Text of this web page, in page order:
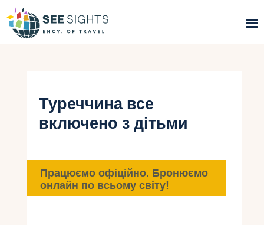
Гарячі тури
Типи Турів
Інфо
Туреччина все
включено з дітьми
Працюємо офіційно. Бронюємо
онлайн по всьому світу!